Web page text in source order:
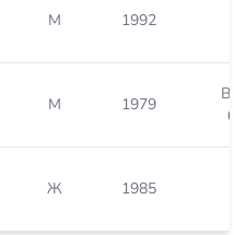
М 1992
М 1979
Ж 1985